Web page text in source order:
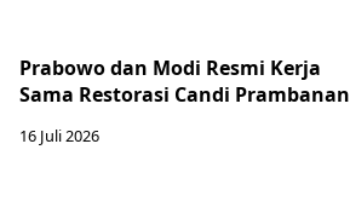
Prabowo dan Modi Resmi Kerja
Sama Restorasi Candi Prambanan
16 Juli 2026